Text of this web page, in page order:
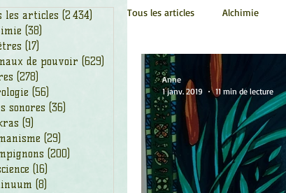
les articles (2 434) 2 434 posts
(38)
(17)
de pouvoir (629) 629 posts
(278)
(56)
sonores (36)
(9)
(29)
(200)
(16)
(8)
Tous les articles Alchimie
Chamanisme
Fleurs Fleurs de Bach
Ogham Petit Peuple
Anne
1 janv. 2019
11 min de lecture